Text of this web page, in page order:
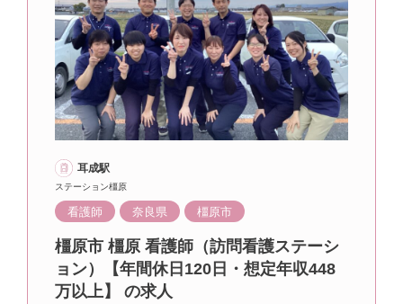
耳成駅
ステーション橿原
看護師 奈良県 橿原市
橿原市 橿原 看護師（訪問看護ステーシ
ョン）【年間休日120日・想定年収448
万以上】 の求人